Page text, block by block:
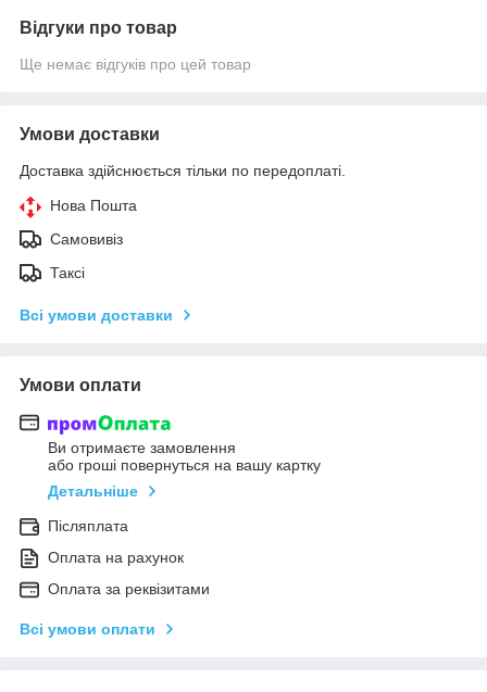
Відгуки про товар
Ще немає відгуків про цей товар
Умови доставки
Доставка здійснюється тільки по передоплаті.
Нова Пошта
Самовивіз
Таксі
Всі умови доставки
Умови оплати
Ви отримаєте замовлення
або гроші повернуться на вашу картку
Детальніше
Післяплата
Оплата на рахунок
Оплата за реквізитами
Всі умови оплати